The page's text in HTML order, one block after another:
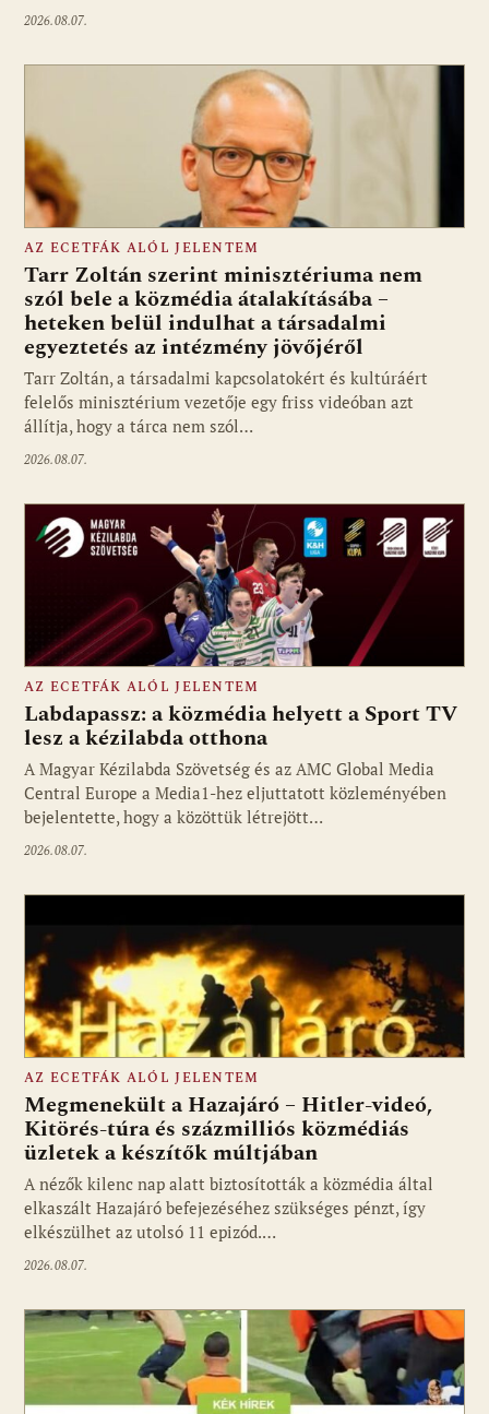
2026.08.07.
Fotó: media1.hu
AZ ECETFÁK ALÓL JELENTEM
Tarr Zoltán szerint minisztériuma nem
szól bele a közmédia átalakításába –
heteken belül indulhat a társadalmi
egyeztetés az intézmény jövőjéről
Tarr Zoltán, a társadalmi kapcsolatokért és kultúráért
felelős minisztérium vezetője egy friss videóban azt
állítja, hogy a tárca nem szól…
2026.08.07.
Fotó: media1.hu
AZ ECETFÁK ALÓL JELENTEM
Labdapassz: a közmédia helyett a Sport TV
lesz a kézilabda otthona
A Magyar Kézilabda Szövetség és az AMC Global Media
Central Europe a Media1-hez eljuttatott közleményében
bejelentette, hogy a közöttük létrejött…
2026.08.07.
Fotó: media1.hu
AZ ECETFÁK ALÓL JELENTEM
Megmenekült a Hazajáró – Hitler-videó,
Kitörés-túra és százmilliós közmédiás
üzletek a készítők múltjában
A nézők kilenc nap alatt biztosították a közmédia által
elkaszált Hazajáró befejezéséhez szükséges pénzt, így
elkészülhet az utolsó 11 epizód.…
2026.08.07.